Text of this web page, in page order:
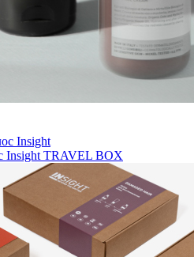
Insight
Insight TRAVEL BOX